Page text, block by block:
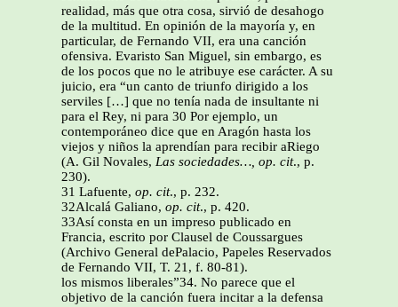
realidad, más que otra cosa, sirvió de desahogo
de la multitud. En opinión de la mayoría y, en
particular, de Fernando VII, era una canción
ofensiva. Evaristo San Miguel, sin embargo, es
de los pocos que no le atribuye ese carácter. A su
juicio, era “un canto de triunfo dirigido a los
serviles […] que no tenía nada de insultante ni
para el Rey, ni para 30 Por ejemplo, un
contemporáneo dice que en Aragón hasta los
viejos y niños la aprendían para recibir aRiego
(A. Gil Novales, Las sociedades…, op. cit., p.
230).
31 Lafuente, op. cit., p. 232.
32Alcalá Galiano, op. cit., p. 420.
33Así consta en un impreso publicado en
Francia, escrito por Clausel de Coussargues
(Archivo General dePalacio, Papeles Reservados
de Fernando VII, T. 21, f. 80-81).
los mismos liberales”34. No parece que el
objetivo de la canción fuera incitar a la defensa